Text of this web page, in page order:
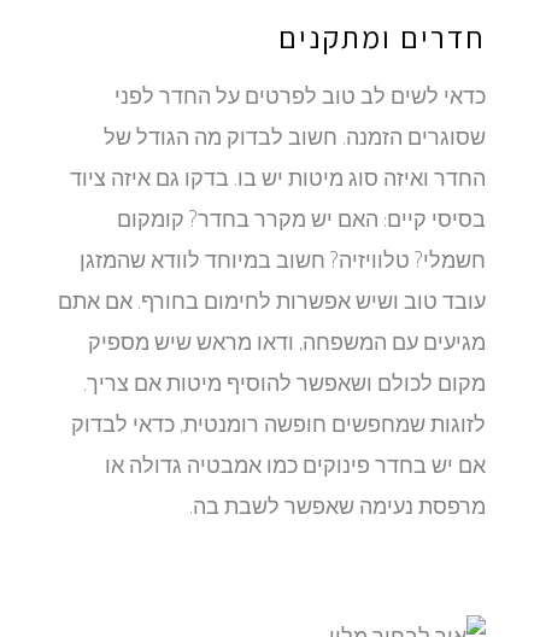
חדרים ומתקנים
כדאי לשים לב טוב לפרטים על החדר לפני
שסוגרים הזמנה. חשוב לבדוק מה הגודל של
החדר ואיזה סוג מיטות יש בו. בדקו גם איזה ציוד
בסיסי קיים: האם יש מקרר בחדר? קומקום
חשמלי? טלוויזיה? חשוב במיוחד לוודא שהמזגן
עובד טוב ושיש אפשרות לחימום בחורף. אם אתם
מגיעים עם המשפחה, ודאו מראש שיש מספיק
מקום לכולם ושאפשר להוסיף מיטות אם צריך.
לזוגות שמחפשים חופשה רומנטית, כדאי לבדוק
אם יש בחדר פינוקים כמו אמבטיה גדולה או
מרפסת נעימה שאפשר לשבת בה.